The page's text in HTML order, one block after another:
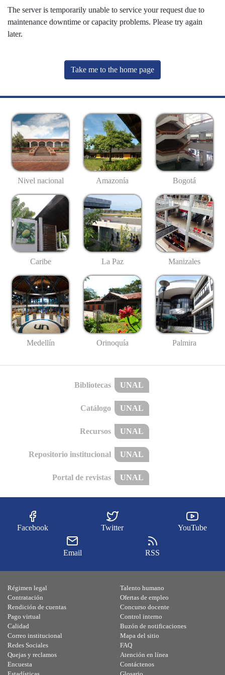
The server is temporarily unable to service your request due to
maintenance downtime or capacity problems. Please try again
later.
Take me to the home page
Nivel nacional Amazonía Bogotá
Caribe La Paz Manizales
Medellín Orinoquía Palmira
Bibliotecas UNAL
Catálogo UNAL
Recursos UNAL
Repositorio institucional UNAL
Portal de revistas UNAL
Facebook Twitter YouTube
Email RSS
Régimen legal
Contratación
Rendición de cuentas
Pago virtual
Calidad
Talento humano
Ofertas de empleo
Concurso docente
Control interno
Buzón de notificaciones
Correo institucional
Redes Sociales
Quejas y reclamos
Encuesta
Mapa del sitio
FAQ
Atención en línea
Contáctenos